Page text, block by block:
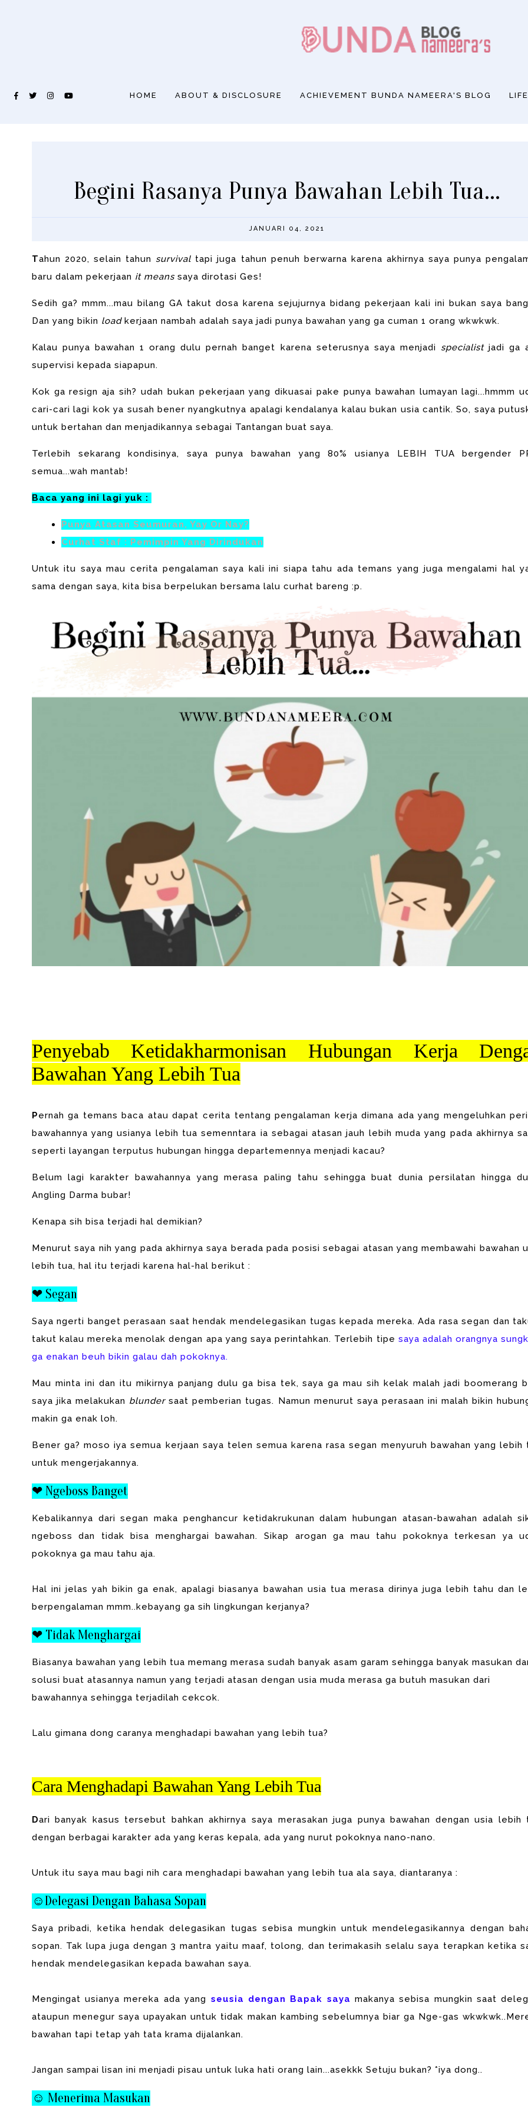
HOME ABOUT & DISCLOSURE ACHIEVEMENT BUNDA NAMEERA'S BLOG
JANUARI 04, 2021
Begini Rasanya Punya Bawahan Lebih Tua...
Tahun 2020, selain tahun survival tapi juga tahun penuh berwarna karena akhirnya saya punya
baru dalam pekerjaan it meanssaya dirotasi Ges!
Sedih ga? mmm...mau bilang GA takut dosa karena sejujurnya bidang pekerjaan kali ini bukan saya
Dan yang bikin loadkerjaan nambah adalah saya jadi punya bawahan yang ga cuman 1 orang wkwkwk.
Kalau punya bawahan 1 orang dulu pernah banget karena seterusnya saya menjadi specialistjadi ga
supervisi kepada siapapun.
Kok ga resign aja sih? udah bukan pekerjaan yang dikuasai pake punya bawahan lumayan lagi...hmmm
cari-cari lagi kok ya susah bener nyangkutnya apalagi kendalanya kalau bukan usia cantik. So, saya
untuk bertahan dan menjadikannya sebagai Tantangan buat saya.
Terlebih sekarang kondisinya, saya punya bawahan yang 80% usianya LEBIH TUA bergender
semua...wah mantab!
Baca yang ini lagi yuk :
Punya Atasan Seumuran, Yay Or Nay?
Curhat Staf : Pemimpin Yang Dirindukan
Untuk itu saya mau cerita pengalaman saya kali ini siapa tahu ada temans yang juga mengalami hal
sama dengan saya, kita bisa berpelukan bersama lalu curhat bareng :p.
Penyebab Ketidakharmonisan Hubungan Kerja
Bawahan Yang Lebih Tua
Pernah ga temans baca atau dapat cerita tentang pengalaman kerja dimana ada yang mengeluhkan
bawahannya yang usianya lebih tua semenntara ia sebagai atasan jauh lebih muda yang pada akhirnya
seperti layangan terputus hubungan hingga departemennya menjadi kacau?
Belum lagi karakter bawahannya yang merasa paling tahu sehingga buat dunia persilatan hingga
Angling Darma bubar!
Kenapa sih bisa terjadi hal demikian?
Menurut saya nih yang pada akhirnya saya berada pada posisi sebagai atasan yang membawahi bawahan
lebih tua, hal itu terjadi karena hal-hal berikut :
❤ Segan
Saya ngerti banget perasaan saat hendak mendelegasikan tugas kepada mereka. Ada rasa segan dan
takut kalau mereka menolak dengan apa yang saya perintahkan. Terlebih tipe saya adalah orangnya
ga enakan beuh bikin galau dah pokoknya.
Mau minta ini dan itu mikirnya panjang dulu ga bisa tek, saya ga mau sih kelak malah jadi boomerang
saya jika melakukan blundersaat pemberian tugas. Namun menurut saya perasaan ini malah bikin
makin ga enak loh.
Bener ga? moso iya semua kerjaan saya telen semua karena rasa segan menyuruh bawahan yang lebih
untuk mengerjakannya.
❤ Ngeboss Banget
Kebalikannya dari segan maka penghancur ketidakrukunan dalam hubungan atasan-bawahan adalah
ngeboss dan tidak bisa menghargai bawahan. Sikap arogan ga mau tahu pokoknya terkesan ya
pokoknya ga mau tahu aja.
Hal ini jelas yah bikin ga enak, apalagi biasanya bawahan usia tua merasa dirinya juga lebih tahu dan
berpengalaman mmm..kebayang ga sih lingkungan kerjanya?
❤ Tidak Menghargai
Biasanya bawahan yang lebih tua memang merasa sudah banyak asam garam sehingga banyak masukan
solusi buat atasannya namun yang terjadi atasan dengan usia muda merasa ga butuh masukan dari
bawahannya sehingga terjadilah cekcok.
Lalu gimana dong caranya menghadapi bawahan yang lebih tua?
Cara Menghadapi Bawahan Yang Lebih Tua
Dari banyak kasus tersebut bahkan akhirnya saya merasakan juga punya bawahan dengan usia lebih
dengan berbagai karakter ada yang keras kepala, ada yang nurut pokoknya nano-nano.
Untuk itu saya mau bagi nih cara menghadapi bawahan yang lebih tua ala saya, diantaranya :
☺Delegasi Dengan Bahasa Sopan
Saya pribadi, ketika hendak delegasikan tugas sebisa mungkin untuk mendelegasikannya dengan
sopan. Tak lupa juga dengan 3 mantra yaitu maaf, tolong, dan terimakasih selalu saya terapkan ketika
hendak mendelegasikan kepada bawahan saya.
Mengingat usianya mereka ada yang seusia dengan Bapak saya makanya sebisa mungkin saat
ataupun menegur saya upayakan untuk tidak makan kambing sebelumnya biar ga Nge-gas
bawahan tapi tetap yah tata krama dijalankan.
Jangan sampai lisan ini menjadi pisau untuk luka hati orang lain...asekkk Setuju bukan? *iya dong..
☺ Menerima Masukan